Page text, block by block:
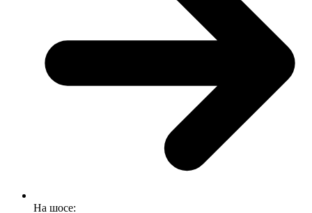
На шосе: